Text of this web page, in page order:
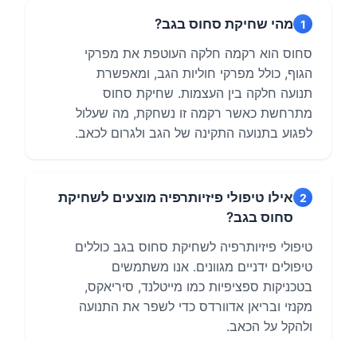
1 מהי שחיקת סחוס בגב?
סחוס הוא רקמה חלקה העוטפת את מפרקי
הגוף, כולל מפרקי חוליות הגב, ומאפשרת
תנועה חלקה בין העצמות. שחיקת סחוס
מתרחשת כאשר רקמה זו נשחקת, מה שעלול
לפגוע בתנועה התקינה של הגב ולגרום לכאב.
2 אילו טיפולי פיזיותרפיה מוצעים לשחיקת
סחוס בגב?
טיפולי פיזיותרפיה לשחיקת סחוס בגב כוללים
טיפולים ידניים מגוונים. אנו משתמשים
בטכניקות ספציפיות כמו מייטלנד, סיריאקס,
מקנזי ובריאן אדוורדס כדי לשפר את התנועה
ולהקל על הכאב.